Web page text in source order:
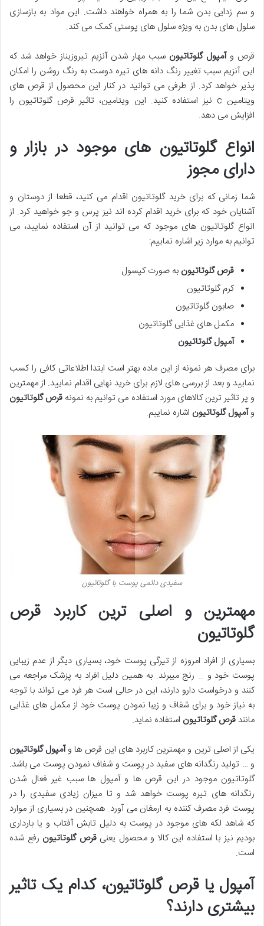
و سم زدایی بدن شما را به همراه خواهند داشت. این مواد به بازسازی
سلول های بدن به ویژه سلول های پوستی کمک می کند.
قرص وآمپول گلوتاتیون سبب مهار شدن آنزیم تیروزیناز خواهد شد که
این آنزیم سبب تغییر رنگ دانه های تیره دوست به رنگ روشن را امکان
پذیر خواهد کرد. از طرفی می توانید در کنار این محصول از قرص های
ویتامین c نیز استفاده کنید. این ویتامین، تاثیر قرص گلوتاتیون را
افزایش می دهد.
انواع گلوتاتیون های موجود در بازار و
دارای مجوز
شما زمانی که برای خرید گلوتاتیون اقدام می کنید، قطعا از دوستان و
آشنایان خود که برای خرید اقدام کرده اند نیز پرس و جو خواهید کرد. از
انواع گلوتاتیون های موجود که می توانید از آن استفاده نمایید، می
توانیم به موارد زیر اشاره نماییم:
قرص گلوتاتیون به صورت کپسول
کرم گلوتاتیون
صابون گلوتاتیون
مکمل های غذایی گلوتاتیون
آمپول گلوتاتیون
برای مصرف هر نمونه از این ماده بهتر است ابتدا اطلاعاتی کافی را کسب
نمایید و بعد از بررسی های لازم برای خرید نهایی اقدام نمایید. از مهمترین
و پر تاثیر ترین کالاهای مورد استفاده می توانیم به نمونه قرص گلوتاتیون
وآمپول گلوتاتیون اشاره نماییم.
سفیدی دائمی پوست با گلوتاتیون
مهمترین و اصلی ترین کاربرد قرص
گلوتاتیون
بسیاری از افراد امروزه از تیرگی پوست خود، بسیاری دیگر از عدم زیبایی
پوست خود و … رنج میبرند. به همین دلیل افراد به پزشک مراجعه می
کنند و درخواست دارو دارند، این در حالی است هر فرد می تواند با توجه
به نیاز خود و برای شفاف و زیبا نمودن پوست خود از مکمل های غذایی
مانندقرص گلوتاتیون استفاده نماید.
یکی از اصلی ترین و مهمترین کاربرد های این قرص ها وآمپول گلوتاتیون
و … تولید رنگدانه های سفید در پوست و شفاف نمودن پوست می باشد.
گلوتاتیون موجود در این قرص ها و آمپول ها سبب غیر فعال شدن
رنگدانه های تیره پوست خواهد شد و تا میزان زیادی سفیدی را در
پوست فرد مصرف کننده به ارمغان می آورد. همچنین در بسیاری از موارد
که شاهد لکه های موجود در پوست به دلیل تابش آفتاب و یا بارداری
بودیم نیز با استفاده این کالا و محصول یعنیقرص گلوتاتیون رفع شده
است.
آمپول یا قرص گلوتاتیون، کدام یک تاثیر
بیشتری دارند؟